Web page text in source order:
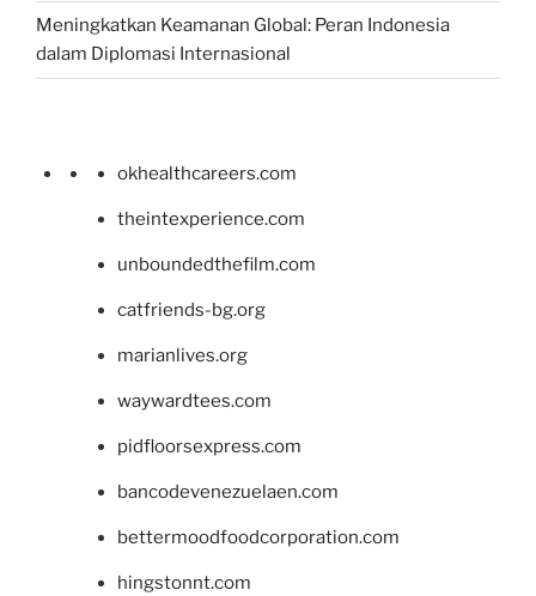
Meningkatkan Keamanan Global: Peran Indonesia
dalam Diplomasi Internasional
okhealthcareers.com
theintexperience.com
unboundedthefilm.com
catfriends-bg.org
marianlives.org
waywardtees.com
pidfloorsexpress.com
bancodevenezuelaen.com
bettermoodfoodcorporation.com
hingstonnt.com